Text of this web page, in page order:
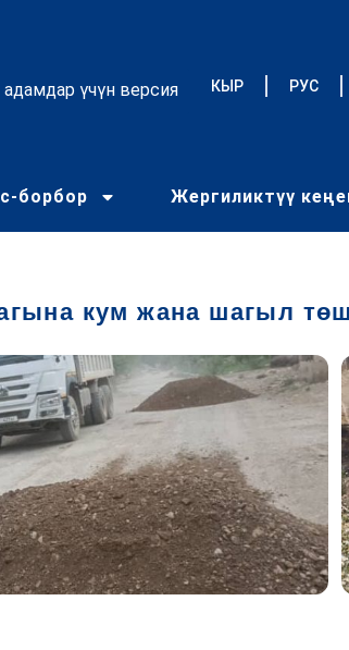
үчүн версия КЫР РУС
борбор Жергиликтүү
кум жана шагыл